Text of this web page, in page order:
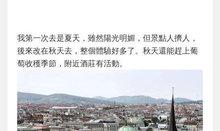
我第一次去是夏天，雖然陽光明媚，但景點人擠人，
後來改在秋天去，整個體驗好多了。秋天還能趕上葡
萄收穫季節，附近酒莊有活動。